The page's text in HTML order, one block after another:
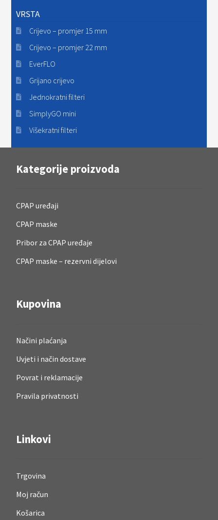
VRSTA
Crijevo – promjer 15 mm
Crijevo – promjer 22 mm
EverFLO
Grijano crijevo
Jednokratni filteri
SimplyGO mini
Višekratni filteri
Kategorije proizvoda
CPAP uređaji
CPAP maske
Pribor za CPAP uređaje
CPAP maske – rezervni dijelovi
Kupovina
Načini plaćanja
Uvjeti i način dostave
Povrat i reklamacije
Pravila privatnosti
Linkovi
Trgovina
Moj račun
Košarica